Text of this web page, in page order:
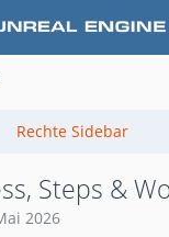
Steps &
2026